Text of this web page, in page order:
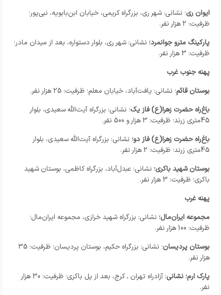
ایوان ری؛ نشانی: شهر ری، بزرگراه کریمی، خیابان ابن‌بابویه، نبی‌پور؛
ظرفیت: 2 هزار نفر.
پارکینگ مترو جوانمرد؛ نشانی: شهر ری، بلوار دستواره، بعد از میدان مادر؛
ظرفیت: 3 هزار نفر.
پهنه جنوب غرب
بوستان قائم؛ نشانی: یافت‌آباد، خیابان معلم؛ ظرفیت: 25 هزار نفر.
باغ‌راه حضرت زهرا(ع) فاز یک؛ نشانی: بزرگراه آیت‌الله سعیدی، بلوار
45متری زرند؛ ظرفیت: 3 هزار و 500 نفر.
باغ‌راه حضرت زهرا(ع) فاز دو؛ نشانی: بزرگراه آیت‌الله سعیدی، بلوار
45متری زرند؛ ظرفیت: 2 هزار نفر.
بوستان شهید باکری؛ نشانی: عبدل‌آباد، بزرگراه کاظمی، بوستان شهید
باکری؛ ظرفیت: 3 هزار نفر.
پهنه غرب
مجموعه ایران‌مال؛ نشانی: بزرگراه شهید خرازی، مجموعه ایران‌مال؛
ظرفیت: 100 هزار نفر.
بوستان پردیسان
؛ نشانی: بزرگراه حکیم، بوستان پردیسان؛ ظرفیت: 35
هزار نفر.
پارک ارم؛ نشانی
: آزادراه تهران ـ کرج، بعد از پل باکری؛ ظرفیت: 30 هزار
نفر.